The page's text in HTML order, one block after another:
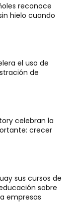
reconoce
hielo cuando
el uso de
de
celebran la
crecer
sus cursos de
sobre
empresas